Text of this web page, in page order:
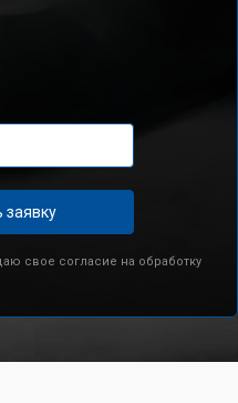
заявку
свое согласие на обработку